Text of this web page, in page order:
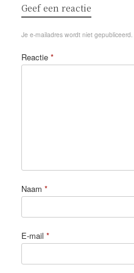
Geef een reactie
Je e-mailadres wordt niet gepubliceerd.
Reactie *
Naam *
E-mail *